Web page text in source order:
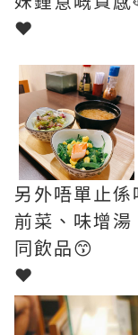
❤︎
另外唔單止
前菜、味增
同飲品😙
❤︎